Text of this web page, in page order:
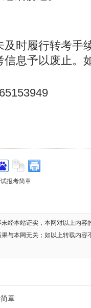
时履行转考手
息予以废止。
报考简章
经本站证实，本网对以上内
与本网无关；如以上转载内容
章